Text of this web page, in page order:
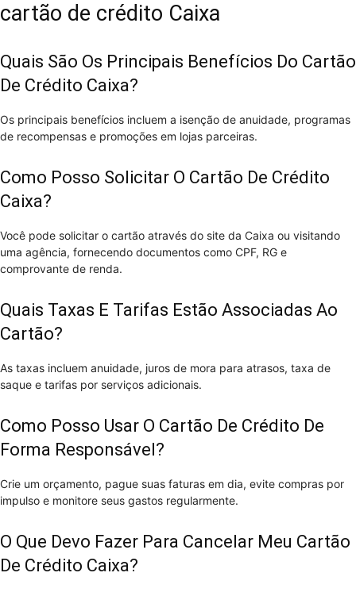
cartão de crédito Caixa
Quais São Os Principais Benefícios Do Cartão
De Crédito Caixa?
Os principais benefícios incluem a isenção de anuidade, programas
de recompensas e promoções em lojas parceiras.
Como Posso Solicitar O Cartão De Crédito
Caixa?
Você pode solicitar o cartão através do site da Caixa ou visitando
uma agência, fornecendo documentos como CPF, RG e
comprovante de renda.
Quais Taxas E Tarifas Estão Associadas Ao
Cartão?
As taxas incluem anuidade, juros de mora para atrasos, taxa de
saque e tarifas por serviços adicionais.
Como Posso Usar O Cartão De Crédito De
Forma Responsável?
Crie um orçamento, pague suas faturas em dia, evite compras por
impulso e monitore seus gastos regularmente.
O Que Devo Fazer Para Cancelar Meu Cartão
De Crédito Caixa?